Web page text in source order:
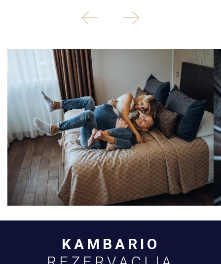
KAMBARIO